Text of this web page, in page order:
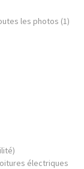
les photos (1)
électriques